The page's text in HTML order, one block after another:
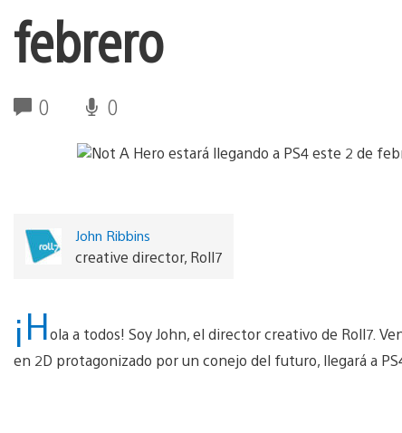
febrero
0 0
John Ribbins
creative director, Roll7
¡Hola a todos! Soy John, el director creativo de Roll7.
en 2D protagonizado por un conejo del futuro, llegará a